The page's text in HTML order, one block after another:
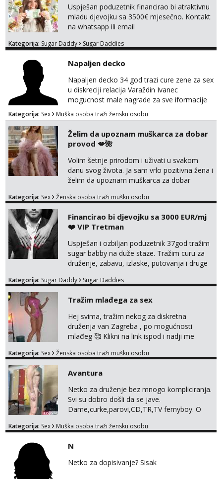
tel:0,93€ - mob:1,12€ min
Margareta
Tel:064/677-677- Kod: #121
Obavijesti me kada se oslobodi
Alisa
Čekam tvoj poziv!
tel:0,93€ - mob:1,12€ min
Zara
Čekam tvoj poziv!
Tel:064/677-677- Kod: #123
tel:0,93€ - mob:1,12€ min
Čekam tvoj poziv!
tel:0,93€ - mob:1,12€ min
Uspješan poduzetnik financirao bi atraktivnu
mladu djevojku sa 3500€ mjesečno. Kontakt
na whatsapp ili email
Kategorija: Sugar Daddy Sugar Daddies
Napaljen decko
Napaljen decko 34 god trazi cure zene za sex
u diskreciji relacija Varaždin Ivanec
mogucnost male nagrade za sve iformacije
pisite na broj 098819637 pusa
Kategorija: Sex Muška osoba traži žensku osobu
Želim da upoznam muškarca za dobar
provod 💋🌺
Volim šetnje prirodom i uživati u svakom
danu svog života. Ja sam vrlo pozitivna žena i
želim da upoznam muškarca za dobar
na link ispod i nadji me tamo, cekam te!
Kategorija: Sex Ženska osoba traži mušku osobu
Financirao bi djevojku sa 3000 EUR/mj
❤️ VIP Tretman
Uspješan i ozbiljan poduzetnik 37god tražim
sugar babby na duže staze. Tražim curu za
druženje, zabavu, izlaske, putovanja i druge
otvorena, komunikativna, zgodna i atraktivna
markodalic37@gmail.com
Kategorija: Sugar Daddy Sugar Daddies
Tražim mlađega za sex
Hej svima, tražim nekog za diskretna
druženja van Zagreba , po mogućnosti
mlađeg 🥰 Klikni na link ispod i nadji me
Kategorija: Sex Ženska osoba traži mušku osobu
Avantura
Netko za druženje bez mnogo kompliciranja.
Svi su dobro došli da se jave.
Dame,curke,parovi,CD,TR,TV femyboy. O
nemam ali ako smo za druženje možemo
Kategorija: Sex Muška osoba traži žensku osobu
N
Netko za dopisivanje? Sisak